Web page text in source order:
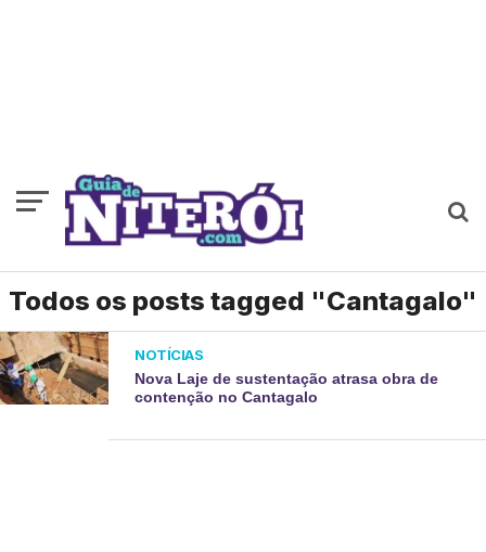
Todos os posts tagged "Cantagalo"
NOTÍCIAS
Nova Laje de sustentação atrasa obra de
contenção no Cantagalo